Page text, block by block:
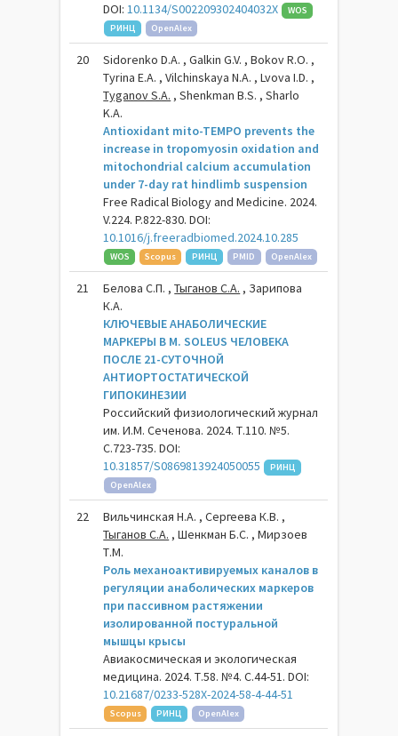
DOI:10.1134/S002209302404032X
WOS
РИНЦ
OpenAlex
20
Sidorenko D.A. , Galkin G.V. , Bokov R.O. ,
Tyrina E.A. , Vilchinskaya N.A. , Lvova I.D. ,
Tyganov S.A. , Shenkman B.S. , Sharlo
K.A.
Antioxidant mito-TEMPO prevents the
increase in tropomyosin oxidation and
mitochondrial calcium accumulation
under 7-day rat hindlimb suspension
Free Radical Biology and Medicine. 2024.
V.224. P.822-830. DOI:
10.1016/j.freeradbiomed.2024.10.285
WOS Scopus РИНЦ PMID OpenAlex
21 Белова С.П. ,Тыганов С.А. , Зарипова
К.А.
КЛЮЧЕВЫЕ АНАБОЛИЧЕСКИЕ
МАРКЕРЫ В M. SOLEUS ЧЕЛОВЕКА
ПОСЛЕ 21-СУТОЧНОЙ
АНТИОРТОСТАТИЧЕСКОЙ
ГИПОКИНЕЗИИ
Российский физиологический журнал
им. И.М. Сеченова. 2024. Т.110. №5.
С.723-735. DOI:
10.31857/S0869813924050055
РИНЦ
OpenAlex
22
Вильчинская Н.А. , Сергеева К.В. ,
Тыганов С.А. , Шенкман Б.С. , Мирзоев
Т.М.
Роль механоактивируемых каналов в
регуляции анаболических маркеров
при пассивном растяжении
изолированной постуральной
мышцы крысы
Авиакосмическая и экологическая
медицина. 2024. Т.58. №4. С.44-51. DOI:
10.21687/0233-528X-2024-58-4-44-51
Scopus РИНЦ OpenAlex